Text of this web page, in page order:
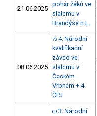
21.06.2025
pohár žáků ve
slalomu v
Brandýse n.L.
08.06.2025
70 4. Národní
kvalifikační
závod ve
slalomu v
Českém
Vrbném + 4.
ČPJ
69 3. Národní